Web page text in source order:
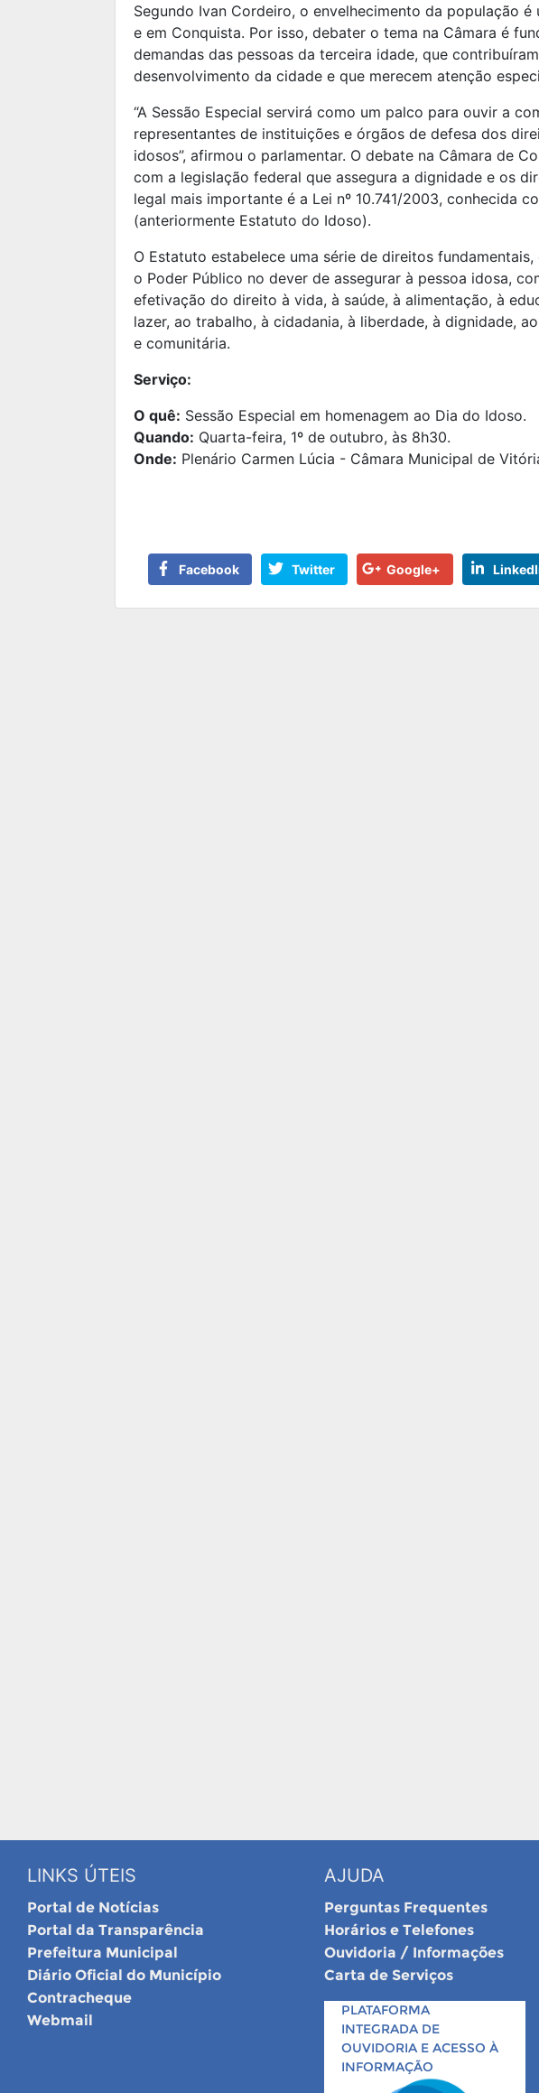
Segundo Ivan Cordeiro, o envelhecimento da população é
e em Conquista. Por isso, debater o tema na Câmara é
demandas das pessoas da terceira idade, que
desenvolvimento da cidade e que merecem atenção
“A Sessão Especial servirá como um palco para ouvir a
representantes de instituições e órgãos de defesa dos
idosos”, afirmou o parlamentar. O debate na Câmara de
com a legislação federal que assegura a dignidade e os
legal mais importante é a Lei nº 10.741/2003, conhecida
(anteriormente Estatuto do Idoso).
O Estatuto estabelece uma série de direitos
o Poder Público no dever de assegurar à pessoa idosa,
efetivação do direito à vida, à saúde, à alimentação, à
lazer, ao trabalho, à cidadania, à liberdade, à dignidade,
e comunitária.
Serviço:
O quê: Sessão Especial em homenagem ao Dia do Idoso.
Quando: Quarta-feira, 1º de outubro, às 8h30.
Onde: Plenário Carmen Lúcia - Câmara Municipal de
Facebook Twitter Google+
LINKS ÚTEIS
Portal de Notícias
Portal da Transparência
Prefeitura Municipal
Diário Oficial do Município
Contracheque
Webmail
AJUDA
Perguntas Frequentes
Horários e Telefones
Ouvidoria / Informações
Carta de Serviços
PLATAFORMA
INTEGRADA DE
OUVIDORIA E ACESSO À
INFORMAÇÃO